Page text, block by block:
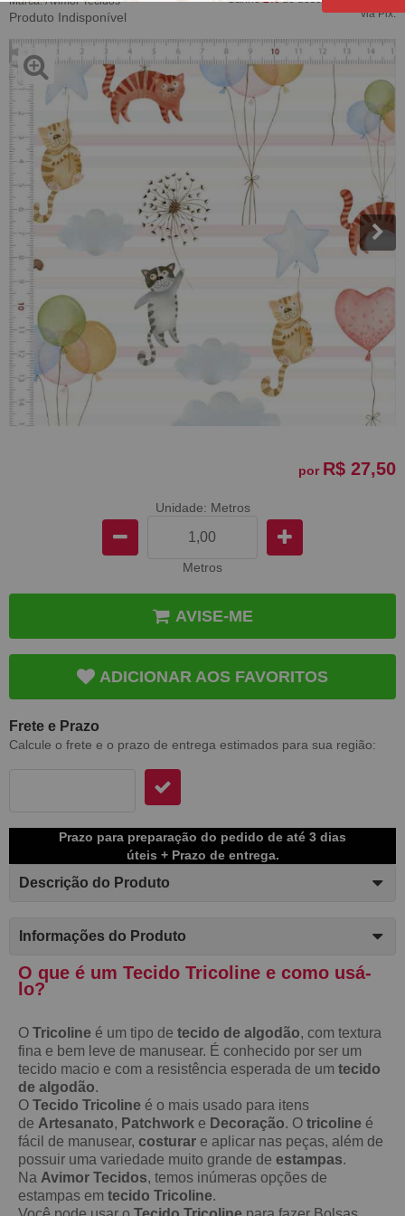
Produto Indisponível
via Pix.
por R$ 27,50
Unidade: Metros
Metros
AVISE-ME
ADICIONAR AOS FAVORITOS
Frete e Prazo
Calcule o frete e o prazo de entrega estimados para sua região:
Prazo para preparação do pedido de até 3 dias
úteis + Prazo de entrega.
Descrição do Produto
Informações do Produto
O que é um Tecido Tricoline e como usá-
lo?
O Tricoline é um tipo de tecido de algodão, com textura
fina e bem leve de manusear. É conhecido por ser um
tecido macio e com a resistência esperada de um tecido
de algodão.
O Tecido Tricoline é o mais usado para itens
de Artesanato, Patchwork e Decoração. O tricoline é
fácil de manusear, costurar e aplicar nas peças, além de
possuir uma variedade muito grande de estampas.
Na Avimor Tecidos, temos inúmeras opções de
estampas em tecido Tricoline.